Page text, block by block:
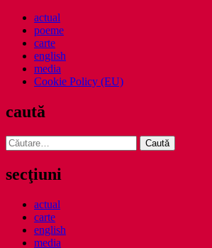
actual
poeme
carte
english
media
Cookie Policy (EU)
caută
Caută
după:
secţiuni
actual
carte
english
media